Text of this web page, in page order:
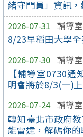
緒守門員」資訊
2026-07-31 輔導室
8/23早稻田大學
2026-07-30 輔導室
【輔導室0730
明會將於8/3(一)
2026-07-24 輔導室
轉知臺北市政府
能雷達，解碼你